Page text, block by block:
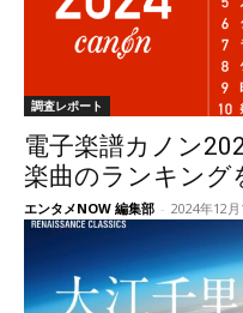
調査レポート
電子楽譜カノン
楽曲のランキング
エンタメNOW 編集部 - 2024年12月